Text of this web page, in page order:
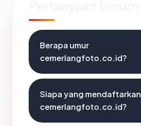
Berapa umur
cemerlangfoto.co.id?
Siapa yang mendaftarkan
cemerlangfoto.co.id?